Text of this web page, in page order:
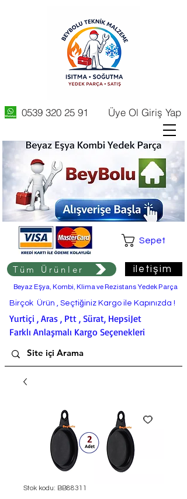
Üye Ol Giriş Yap
0539 320 25 91
Tüm Ürünler
Beyaz Eşya, Kombi, Klima ve Rezistans Yedek Parça
Sepet
iletişim
Birçok Ürün , Seçtiğiniz Kargo ile Kapınızda !
Yurtiçi , Aras , Ptt , Sürat, HepsiJet
Farklı Anlaşmalı Kargo Seçenekleri
Stok kodu: BB88311